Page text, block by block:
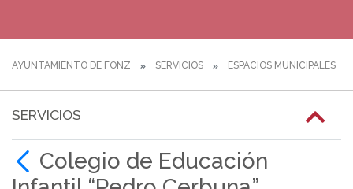
AYUNTAMIENTO DE FONZ SERVICIOS ESPACIOS MUNICIPALES
SERVICIOS
Colegio de Educación